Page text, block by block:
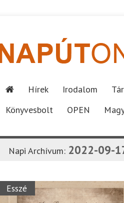
Hírek Irodalom
Könyvesbolt
OPEN
Napi Archívum: 2022-09-
Esszé